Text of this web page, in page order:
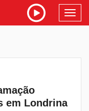
em Londrina